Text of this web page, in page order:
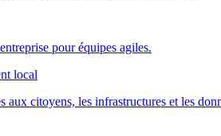
pour équipes agiles.
local
aux citoyens, les infrastructures et les